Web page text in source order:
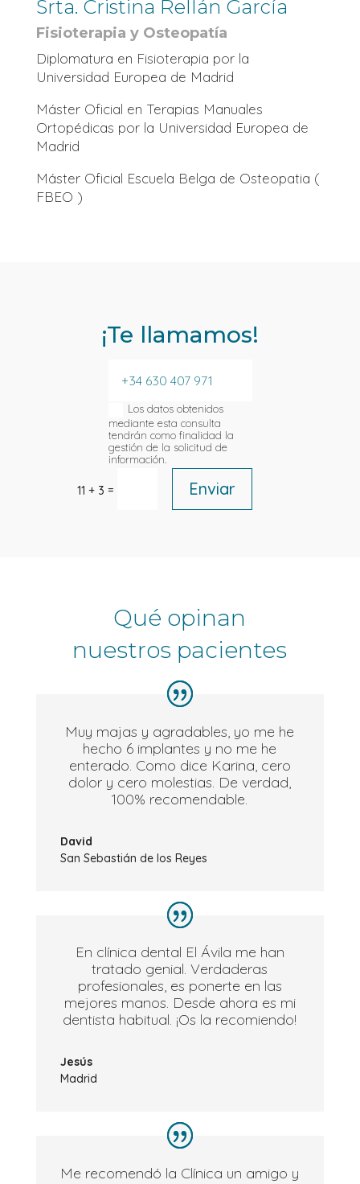
Srta. Cristina Rellán García
Fisioterapia y Osteopatía
Diplomatura en Fisioterapia por la
Universidad Europea de Madrid
Máster Oficial en Terapias Manuales
Ortopédicas por la Universidad Europea de
Madrid
Máster Oficial Escuela Belga de Osteopatia (
FBEO )
¡Te llamamos!
Los datos obtenidos
mediante esta consulta
tendrán como finalidad la
gestión de la solicitud de
información.
11 + 3 = Enviar
Qué opinan
nuestros pacientes
Muy majas y agradables, yo me he
hecho 6 implantes y no me he
enterado. Como dice Karina, cero
dolor y cero molestias. De verdad,
100% recomendable.
David
San Sebastián de los Reyes
En clínica dental El Ávila me han
tratado genial. Verdaderas
profesionales, es ponerte en las
mejores manos. Desde ahora es mi
dentista habitual. ¡Os la recomiendo!
Jesús
Madrid
Me recomendó la Clínica un amigo y